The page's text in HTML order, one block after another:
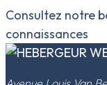
Consultez notre
connaissances